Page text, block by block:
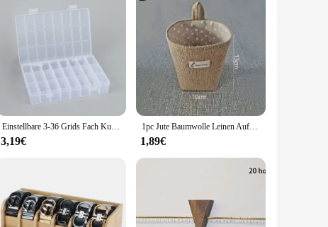
Einstellbare 3-36 Grids Fach Kunststoff Lagerung Box Schmuck Ohrring Perle Schraube Halter Fall Display Organizer Container
3,19€
1pc Jute Baumwolle Leinen Aufbewahrung tasche Home Hänge tasche kleine Sack Kleinigkeiten Veranstalter kosmetische Aufbewahrung körbe Box
1,89€